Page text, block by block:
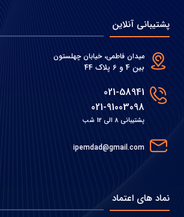
پشتیبانی آنلاین
میدان فاطمی، خیابان چهلستون
بین 4 و 6 پلاک 44
021-58941
021-91003098
پشتیبانی 8 الی 12 شب
ipemdad@gmail.com
نماد های اعتماد